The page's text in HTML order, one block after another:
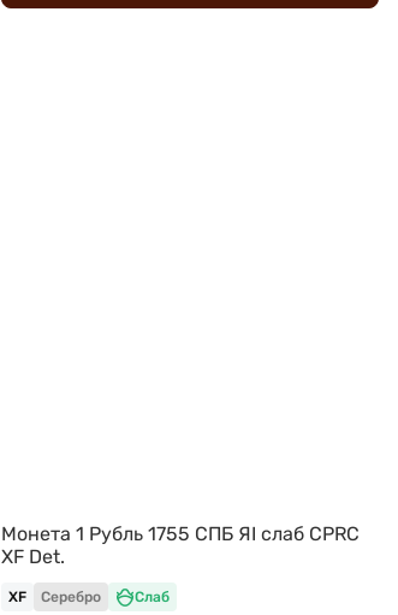
Монета 1 Рубль 1755 СПБ ЯI слаб CPRC
XF Det.
XF Серебро Слаб